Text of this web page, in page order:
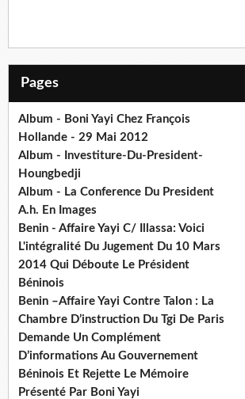
Pages
Album - Boni Yayi Chez François
Hollande - 29 Mai 2012
Album - Investiture-Du-President-
Houngbedji
Album - La Conference Du President
A.h. En Images
Benin - Affaire Yayi C/ Illassa: Voici
L'intégralité Du Jugement Du 10 Mars
2014 Qui Déboute Le Président
Béninois
Benin –Affaire Yayi Contre Talon : La
Chambre D’instruction Du Tgi De Paris
Demande Un Complément
D’informations Au Gouvernement
Béninois Et Rejette Le Mémoire
Présenté Par Boni Yayi